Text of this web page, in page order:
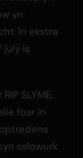
yn
In ekstra
july is
SLYME,
foar in
solowurk